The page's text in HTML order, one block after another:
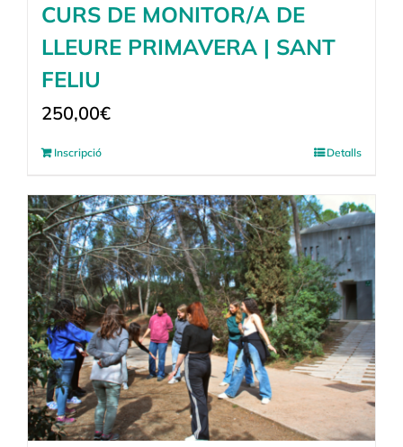
CURS DE MONITOR/A DE
LLEURE PRIMAVERA | SANT
FELIU
250,00€
Inscripció Detalls